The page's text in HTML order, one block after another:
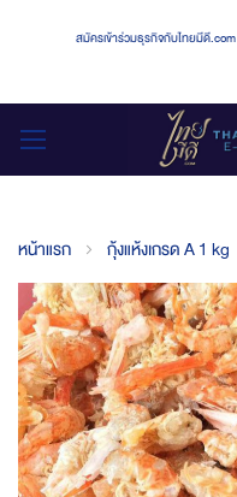
สมัครเข้าร่วมธุรกิจกับไทยมีดี.com
หน้าแรก กุ้งแห้งเกรด A 1 kg
Skip
to
the
end
of
the
images
gallery